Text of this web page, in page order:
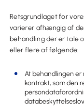
Retsgrundlaget for
varierer afhængig af
behandling der er tale
eller flere af følgende:
At behandlingen er
kontrakt, som den